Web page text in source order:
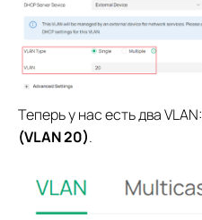
Теперь у нас есть два VLAN:
(VLAN 20).